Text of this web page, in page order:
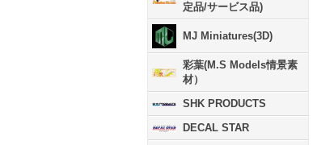
定品/サービス品)
MJ Miniatures(3D)
彩葉(M.S Models情景素
材）
SHK PRODUCTS
DECAL STAR